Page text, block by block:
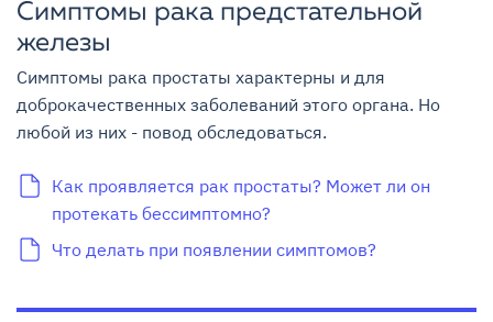
Симптомы рака предстательной
железы
Симптомы рака простаты характерны и для
доброкачественных заболеваний этого органа. Но
любой из них - повод обследоваться.
Как проявляется рак простаты? Может ли он
протекать бессимптомно?
Что делать при появлении симптомов?